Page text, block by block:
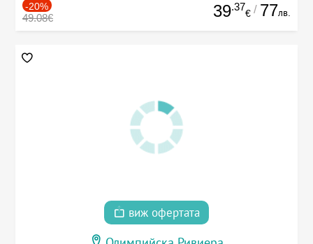
-20%
49.08€ 39.37
€ / 77лв.
виж офертата